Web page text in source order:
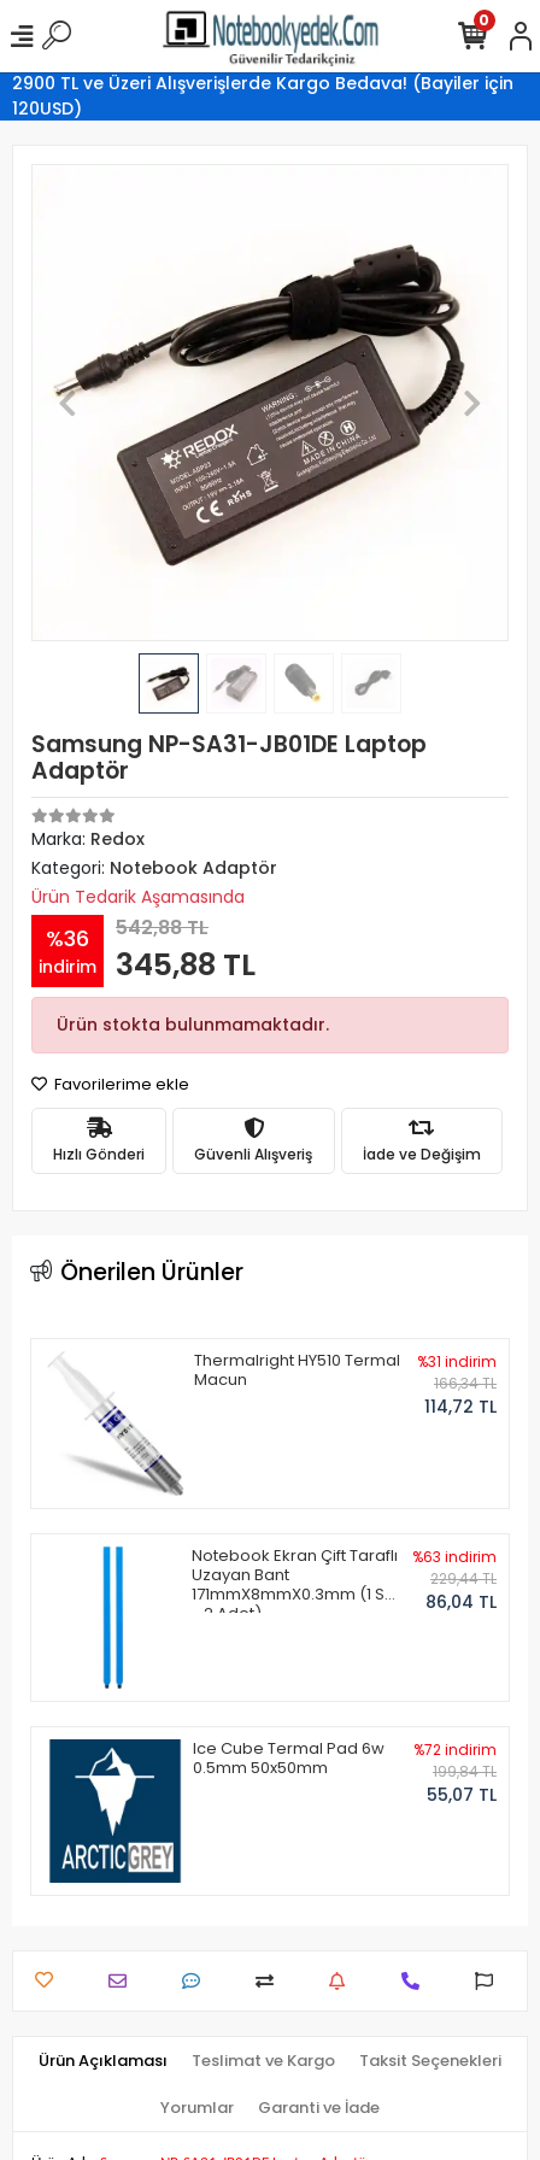
2900 TL ve Üzeri Alışverişlerde Kargo Bedava! (Bayiler için
120USD)
0
Samsung NP-SA31-JB01DE Laptop
Adaptör
Marka: Redox
Kategori: Notebook Adaptör
Ürün Tedarik Aşamasında
%36
indirim
542,88 TL
345,88 TL
Ürün stokta bulunmamaktadır.
Favorilerime ekle
Hızlı Gönderi Güvenli Alışveriş İade ve Değişim
Önerilen Ürünler
Thermalright HY510 Termal
Macun
%31 indirim
166,34 TL
114,72 TL
Notebook Ekran Çift Taraflı
Uzayan Bant
171mmX8mmX0.3mm (1 Set
- 2 Adet)
%63 indirim
229,44 TL
86,04 TL
Ice Cube Termal Pad 6w
0.5mm 50x50mm
%72 indirim
199,84 TL
55,07 TL
Ürün Açıklaması Teslimat ve Kargo Taksit Seçenekleri
Yorumlar Garanti ve İade